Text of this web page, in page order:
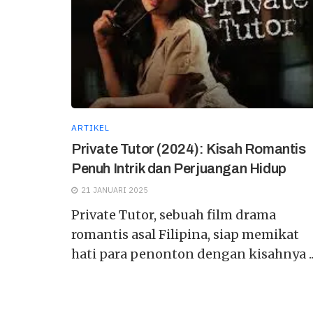
ARTIKEL
Private Tutor (2024): Kisah Romantis
Penuh Intrik dan Perjuangan Hidup
21 JANUARI 2025
Private Tutor, sebuah film drama
romantis asal Filipina, siap memikat
hati para penonton dengan kisahnya